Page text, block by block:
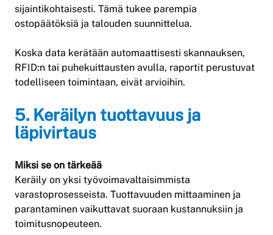
sijaintikohtaisesti. Tämä tukee parempia
ostopäätöksiä ja talouden suunnittelua.
Koska data kerätään automaattisesti skannauksen,
RFID:n tai puhekuittausten avulla, raportit perustuvat
todelliseen toimintaan, eivät arvioihin.
5. Keräilyn tuottavuus ja
läpivirtaus
Miksi se on tärkeää
Keräily on yksi työvoimavaltaisimmista
varastoprosesseista. Tuottavuuden mittaaminen ja
parantaminen vaikuttavat suoraan kustannuksiin ja
toimitusnopeuteen.